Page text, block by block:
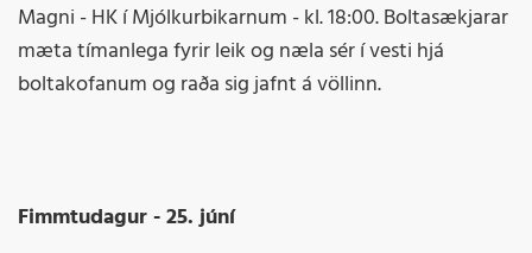
Magni - HK í Mjólkurbikarnum - kl. 18:00. Boltasækjarar
mæta tímanlega fyrir leik og næla sér í vesti hjá
boltakofanum og raða sig jafnt á völlinn.
Fimmtudagur - 25. júní